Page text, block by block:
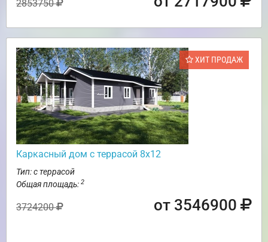
2853750
ХИТ ПРОДАЖ
Каркасный дом с террасой 8х12
Тип: с террасой
Общая площадь: 2
3724200 от 3546900